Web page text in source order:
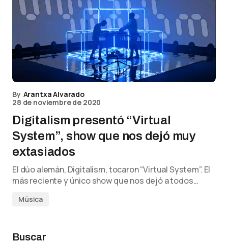
By Arantxa Alvarado
28 de noviembre de 2020
Digitalism presentó “Virtual
System”, show que nos dejó muy
extasiados
El dúo alemán, Digitalism, tocaron “Virtual System”. El
más reciente y único show que nos dejó a todos…
Música
Buscar